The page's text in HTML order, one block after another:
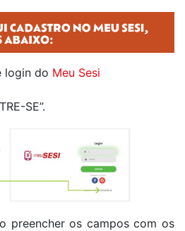
login do Meu Sesi
SE”.
preencher os campos com os